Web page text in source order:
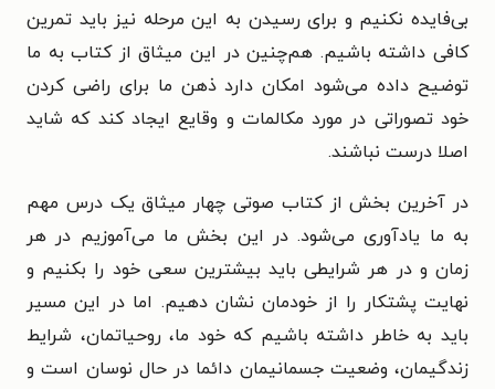
بی‌فایده نکنیم و برای رسیدن به این مرحله نیز باید تمرین
کافی داشته باشیم. هم‌چنین در این میثاق از کتاب به ما
توضیح داده می‌شود امکان دارد ذهن ما برای راضی کردن
خود تصوراتی در مورد مکالمات و وقایع ایجاد کند که شاید
اصلا درست نباشند.
در آخرین بخش از کتاب صوتی چهار میثاق یک درس مهم
به ما یاد‌آوری می‌شود. در این بخش ما می‌آموزیم در هر
زمان و در هر شرایطی باید بیشترین سعی خود را بکنیم و
نهایت پشتکار را از خودمان نشان دهیم. اما در این مسیر
باید به خاطر داشته باشیم که خود ما، روحیاتمان، شرایط
زندگیمان، وضعیت جسمانیمان دائما در حال نوسان است و